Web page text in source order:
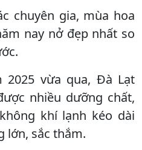
chuyên gia, mùa hoa
nay nở đẹp nhất so
2025 vừa qua, Đà Lạt
nhiều dưỡng chất,
khí lạnh kéo dài
lớn, sắc thắm.